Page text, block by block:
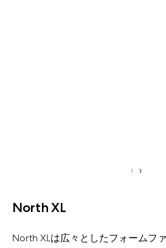
‹ ›
North XL
North XLは広々としたフォームフ